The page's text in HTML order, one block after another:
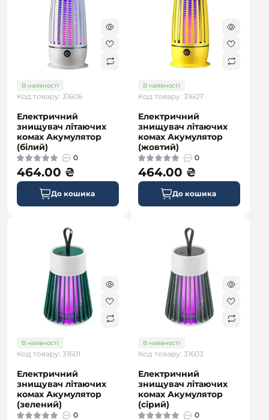
В наявності
Код товару: 31606
Електричний
знищувач літаючих
комах Акумулятор
(білий)
0
464.00 ₴
До кошика
В наявності
Код товару: 31607
Електричний
знищувач літаючих
комах Акумулятор
(жовтий)
0
464.00 ₴
До кошика
безкоштовна
В наявності
Код товару: 31601
Електричний
знищувач літаючих
комах Акумулятор
(зелений)
0
В наявності
Код товару: 31603
Електричний
знищувач літаючих
комах Акумулятор
(сірий)
0